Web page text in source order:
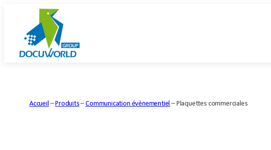
contenu
Accueil –Produits–Communication évènementiel –Plaquettes commerciales